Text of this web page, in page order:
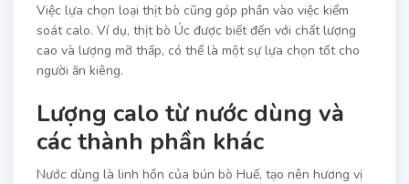
Việc lựa chọn loại thịt bò cũng góp phần vào việc kiểm
soát calo. Ví dụ, thịt bò Úc được biết đến với chất lượng
cao và lượng mỡ thấp, có thể là một sự lựa chọn tốt cho
người ăn kiêng.
Lượng calo từ nước dùng và
các thành phần khác
Nước dùng là linh hồn của bún bò Huế, tạo nên hương vị